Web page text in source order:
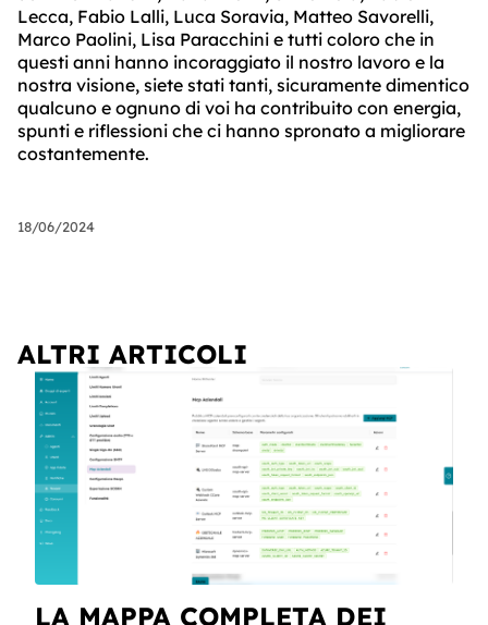
Lecca, Fabio Lalli, Luca Soravia, Matteo Savorelli,
Marco Paolini, Lisa Paracchini e tutti coloro che in
questi anni hanno incoraggiato il nostro lavoro e la
nostra visione, siete stati tanti, sicuramente dimentico
qualcuno e ognuno di voi ha contribuito con energia,
spunti e riflessioni che ci hanno spronato a migliorare
costantemente.
18/06/2024
ALTRI ARTICOLI
LA MAPPA COMPLETA DEI